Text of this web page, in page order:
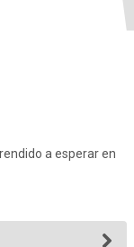
a esperar en